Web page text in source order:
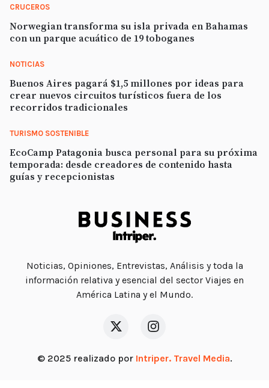
Noticias, Opiniones, Entrevistas, Análisis y toda la
información relativa y esencial del sector Viajes en
América Latina y el Mundo.
© 2025 realizado por Intriper. Travel Media.
CRUCEROS
Norwegian transforma su isla privada en Bahamas
con un parque acuático de 19 toboganes
NOTICIAS
Buenos Aires pagará $1,5 millones por ideas para
crear nuevos circuitos turísticos fuera de los
recorridos tradicionales
TURISMO SOSTENIBLE
EcoCamp Patagonia busca personal para su próxima
temporada: desde creadores de contenido hasta
guías y recepcionistas